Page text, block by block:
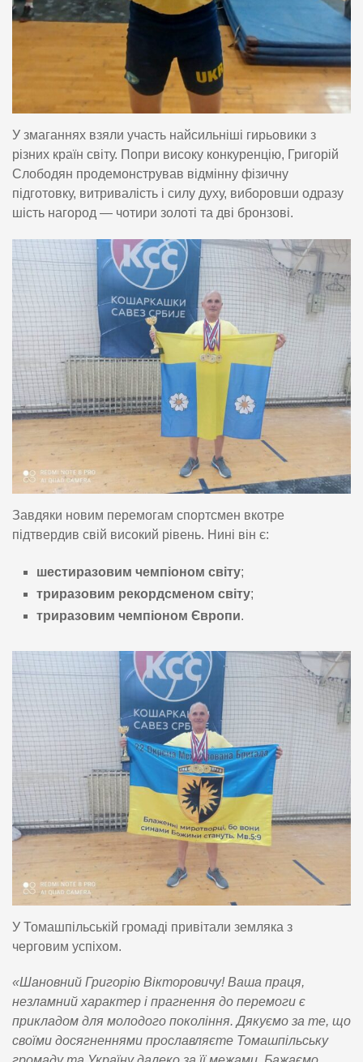
У змаганнях взяли участь найсильніші гирьовики з
різних країн світу. Попри високу конкуренцію, Григорій
Слободян продемонстрував відмінну фізичну
підготовку, витривалість і силу духу, виборовши одразу
шість нагород — чотири золоті та дві бронзові.
Завдяки новим перемогам спортсмен вкотре
підтвердив свій високий рівень. Нині він є:
шестиразовим чемпіоном світу;
триразовим рекордсменом світу;
триразовим чемпіоном Європи.
У Томашпільській громаді привітали земляка з
черговим успіхом.
«Шановний Григорію Вікторовичу! Ваша праця,
незламний характер і прагнення до перемоги є
прикладом для молодого покоління. Дякуємо за те, що
своїми досягненнями прославляєте Томашпільську